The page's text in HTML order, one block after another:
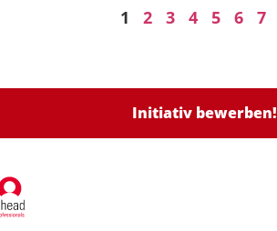
1 2 3 4 5 6 7
Initiativ bewerben!